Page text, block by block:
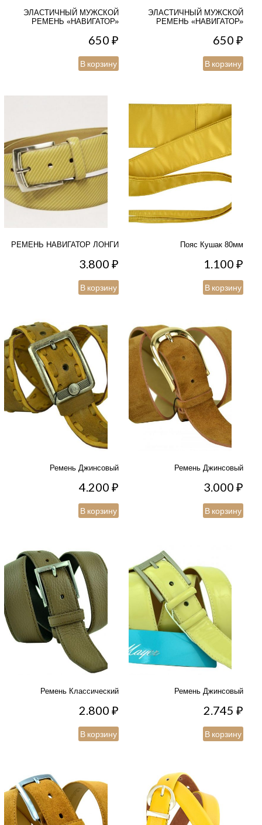
ЭЛАСТИЧНЫЙ МУЖСКОЙ
РЕМЕНЬ «НАВИГАТОР»
650₽
В корзину
ЭЛАСТИЧНЫЙ МУЖСКОЙ
РЕМЕНЬ «НАВИГАТОР»
650₽
В корзину
РЕМЕНЬ НАВИГАТОР ЛОНГИ
3.800₽
В корзину
Пояс Кушак 80мм
1.100₽
В корзину
Ремень Джинсовый
4.200₽
В корзину
Ремень Джинсовый
3.000₽
В корзину
Ремень Классический
2.800₽
В корзину
Ремень Джинсовый
2.745₽
В корзину